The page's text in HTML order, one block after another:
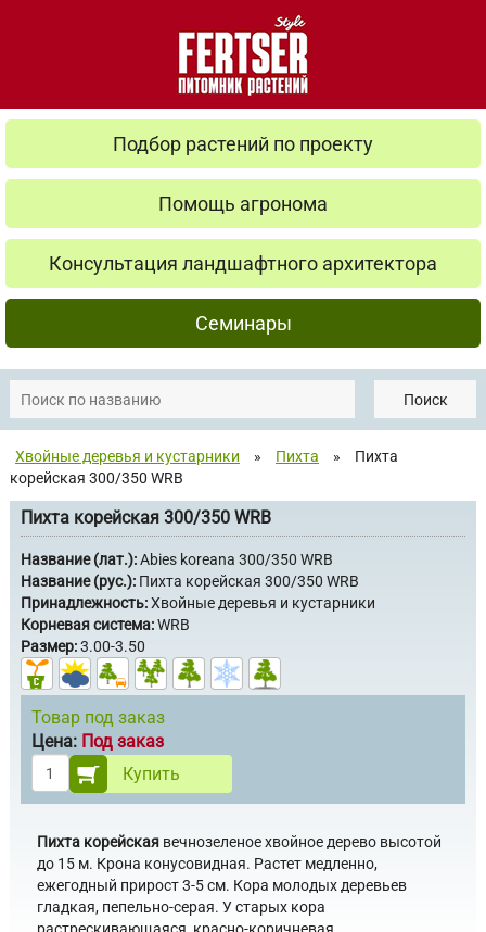
Подбор растений по проекту
Помощь агронома
Консультация ландшафтного архитектора
Семинары
Поиск
Хвойные деревья и кустарники » Пихта »
Пихта
корейская 300/350 WRB
Пихта корейская 300/350 WRB
Название (лат.):Abies koreana 300/350 WRB
Название (рус.): Пихта корейская 300/350 WRB
Принадлежность:Хвойные деревья и кустарники
Корневая система:WRB
Размер:3.00-3.50
Товар под заказ
Цена: Под заказ
Купить
Пихта корейская вечнозеленое хвойное дерево высотой
до 15 м. Крона конусовидная. Растет медленно,
ежегодный прирост 3-5 см. Кора молодых деревьев
гладкая, пепельно-серая. У старых кора